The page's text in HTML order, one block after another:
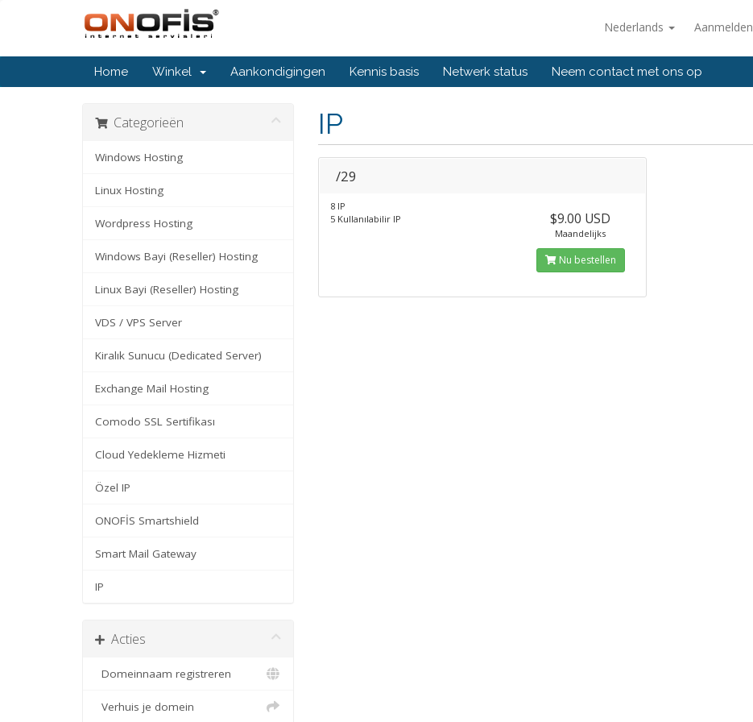
Nederlands Aanmelden
Home Winkel Aankondigingen Kennis basis Netwerk status Neem contact met ons op
Categorieën
Windows Hosting
Linux Hosting
Wordpress Hosting
Windows Bayi (Reseller) Hosting
Linux Bayi (Reseller) Hosting
VDS / VPS Server
Kiralık Sunucu (Dedicated Server)
Exchange Mail Hosting
Comodo SSL Sertifikası
Cloud Yedekleme Hizmeti
Özel IP
ONOFİS Smartshield
Smart Mail Gateway
IP
Acties
Domeinnaam registreren
Verhuis je domein
IP
/29
8 IP
5 Kullanılabilir IP
$9.00 USD
Maandelijks
Nu bestellen